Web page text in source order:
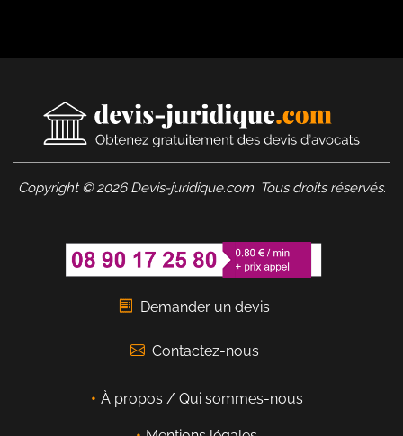
Copyright © 2026 Devis-juridique.com. Tous droits réservés.
Demander un devis
Contactez-nous
À propos / Qui sommes-nous